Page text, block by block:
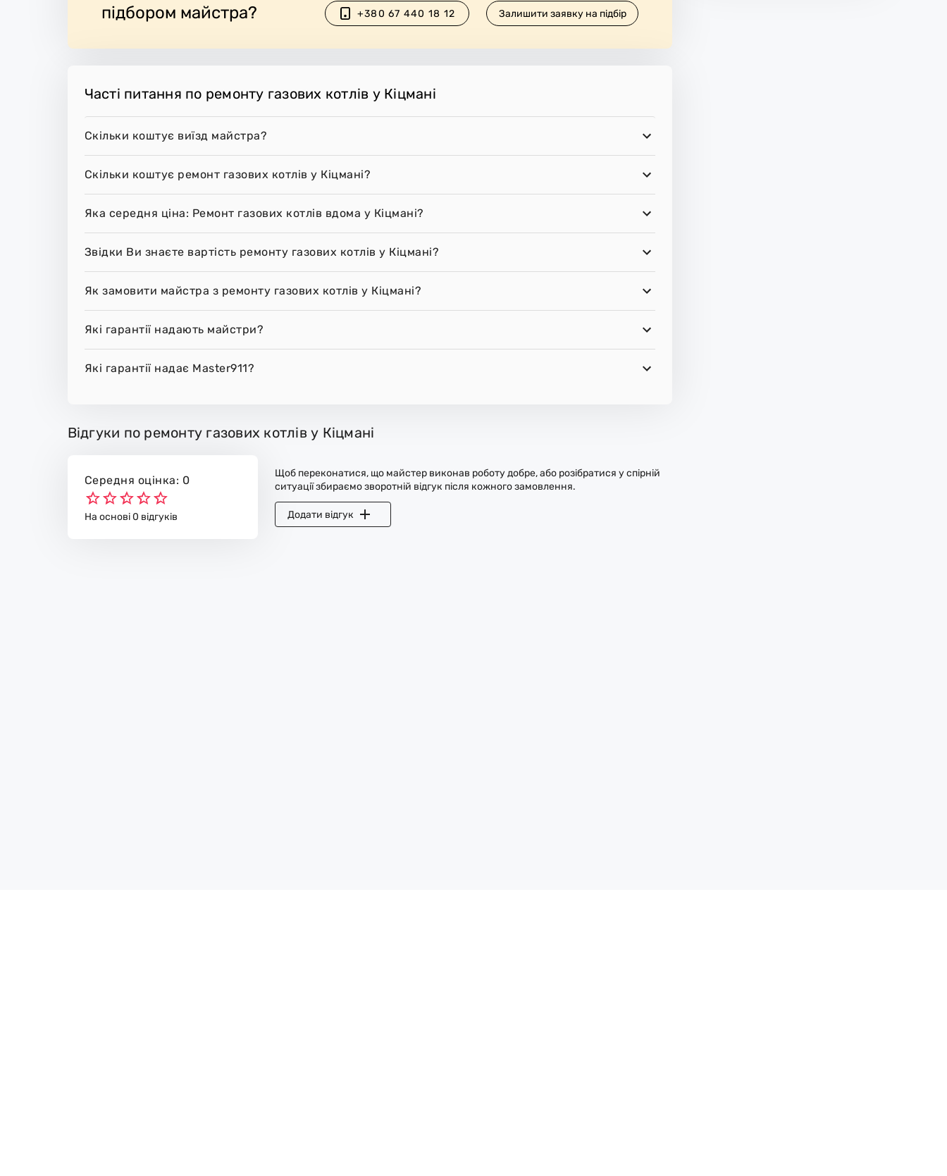
підбором майстра?
+380 67 440 18 12 Залишити заявку на підбір
Часті питання по ремонту газових котлів у Кіцмані
Скільки коштує виїзд майстра?
Скільки коштує ремонт газових котлів у Кіцмані?
Яка середня ціна: Ремонт газових котлів вдома у Кіцмані?
Звідки Ви знаєте вартість ремонту газових котлів у Кіцмані?
Як замовити майстра з ремонту газових котлів у Кіцмані?
Які гарантії надають майстри?
Які гарантії надає Master911?
Відгуки по ремонту газових котлів у Кіцмані
Середня оцінка: 0
На основі 0 відгуків
Щоб переконатися, що майстер виконав роботу добре, або розібратися у спірній
ситуації збираємо зворотній відгук після кожного замовлення.
Додати відгук